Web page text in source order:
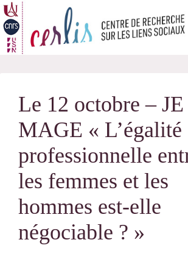
Passer
au
contenu
Le 12 octobre –
MAGE « L’égalité
professionnelle
les femmes et les
hommes est-elle
négociable ? »